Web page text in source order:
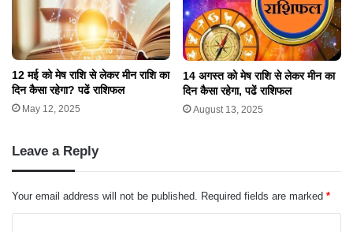
12 मई को मेष राशि से लेकर मीन राशि का
दिन कैसा रहेगा? पढें राशिफल
May 12, 2025
14 अगस्त को मेष राशि से लेकर मीन का
दिन कैसा रहेगा, पढें राशिफल
August 13, 2025
Leave a Reply
Your email address will not be published. Required fields are marked *